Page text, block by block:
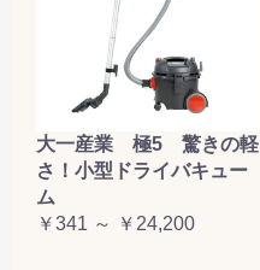
大一産業 極5 驚きの軽
さ！小型ドライバキュー
ム
￥341 ～ ￥24,200